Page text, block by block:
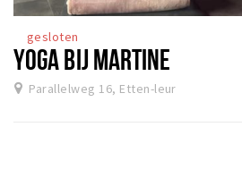
gesloten
YOGA BIJ MARTINE
Parallelweg 16, Etten-leur